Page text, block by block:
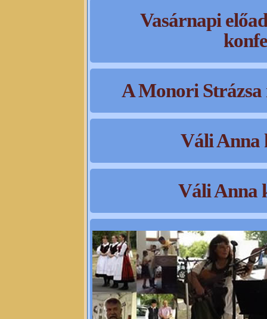
Vasárnapi
A Monori
Váli Anna
Váli Anna